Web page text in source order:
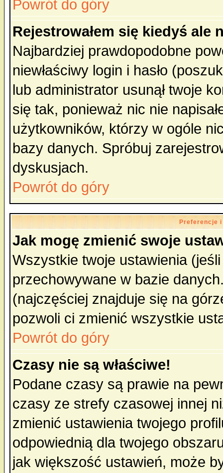
Powrót do góry
Rejestrowałem się kiedyś ale
Najbardziej prawdopodobne
niewłaściwy login i hasło
lub administrator usunął twoje
się tak, ponieważ nic nie
użytkowników, którzy w ogóle
bazy danych. Spróbuj
dyskusjach.
Powrót do góry
Preferencje
Jak mogę zmienić swoje
Wszystkie twoje ustawienia
przechowywane w bazie
(najczęściej znajduje się na
pozwoli ci zmienić wszystkie
Powrót do góry
Czasy nie są właściwe!
Podane czasy są prawie na
czasy ze strefy czasowej innej
zmienić ustawienia twojego
odpowiednią dla twojego
jak większość ustawień, może